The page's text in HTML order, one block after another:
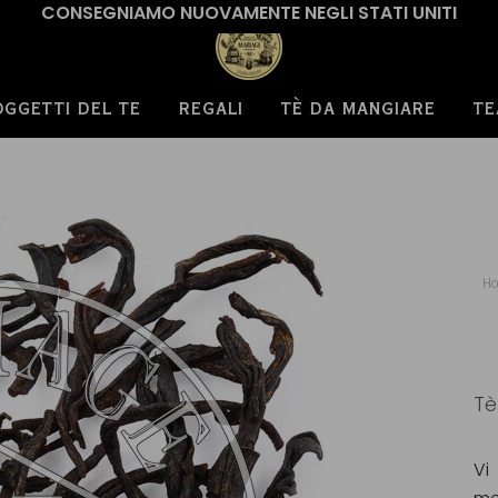
CONSEGNIAMO NUOVAMENTE NEGLI STATI UNITI
DEL TE REGALI TÈ DA MANGIARE